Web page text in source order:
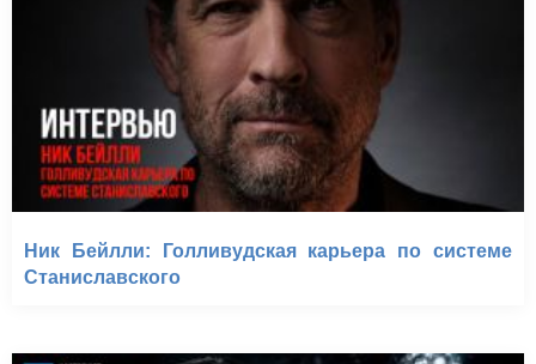
Ник Бейлли: Голливудская карьера по системе
Станиславского